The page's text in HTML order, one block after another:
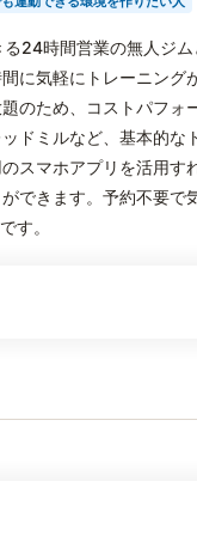
24時間営業の無人ジム
に気軽にトレーニン
のため、コストパフ
ドミルなど、基本的な
スマホアプリを活用
できます。予約不要で
す。